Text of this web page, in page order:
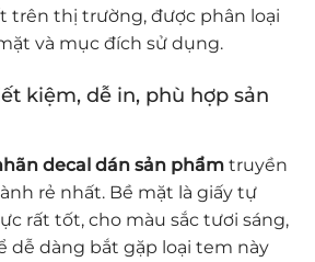
trên thị trường, được phân loại
và mục đích sử dụng.
kiệm, dễ in, phù hợp sản
decal dán sản phẩm truyền
rẻ nhất. Bề mặt là giấy tự
rất tốt, cho màu sắc tươi sáng,
dễ dàng bắt gặp loại tem này